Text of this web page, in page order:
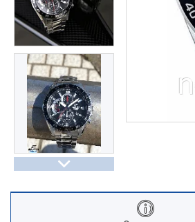
Парные модели | СКИДКИ
Новости
Статьи